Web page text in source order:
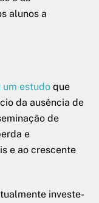
alunos a
estudo que
da ausência de
de
e
e ao crescente
investe-